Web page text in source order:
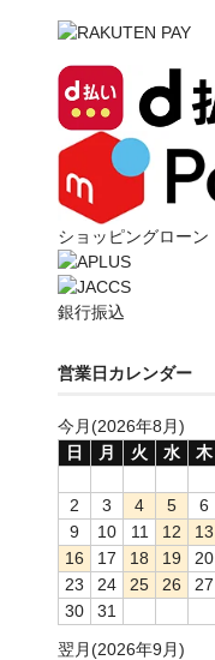
ショッピングローン
銀行振込
営業日カレンダー
今月(2026年8月)
日
月 火 水 木
2
3 4 5 6
9
10 11 12 13
16
17 18 19 20
23
24 25 26 27
30
31
翌月(2026年9月)